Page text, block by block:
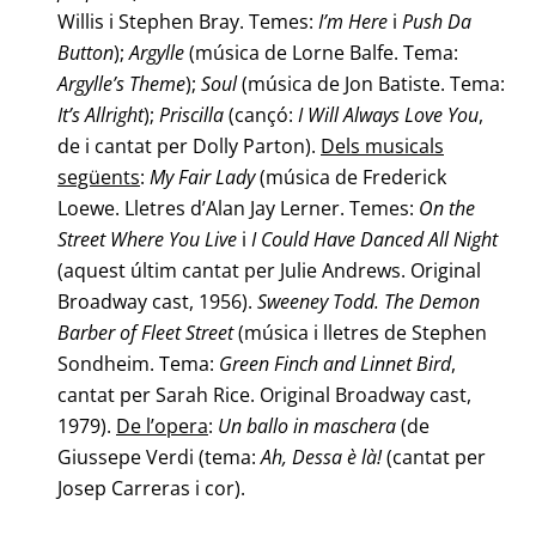
Willis i Stephen Bray. Temes: I’m Here i PushDa
Button);Argylle(música de Lorne Balfe. Tema:
Argylle’s Theme); Soul(música de Jon Batiste. Tema:
It’s Allright); Priscilla(cançó: I Will Always Love You,
de i cantat per Dolly Parton). Dels musicals
següents: My Fair Lady(música de Frederick
Loewe. Lletres d’Alan Jay Lerner. Temes: On the
Street Where You Live i I Could Have DancedAll Night
(aquest últim cantat per Julie Andrews. Original
Broadway cast, 1956). Sweeney Todd. The Demon
Barber of Fleet Street(música i lletres de Stephen
Sondheim. Tema: Green Finch and Linnet Bird,
cantat per Sarah Rice. Original Broadway cast,
1979). De l’opera: Un ballo in maschera(de
Giussepe Verdi (tema:Ah, Dessa è là!(cantat per
Josep Carreras i cor).